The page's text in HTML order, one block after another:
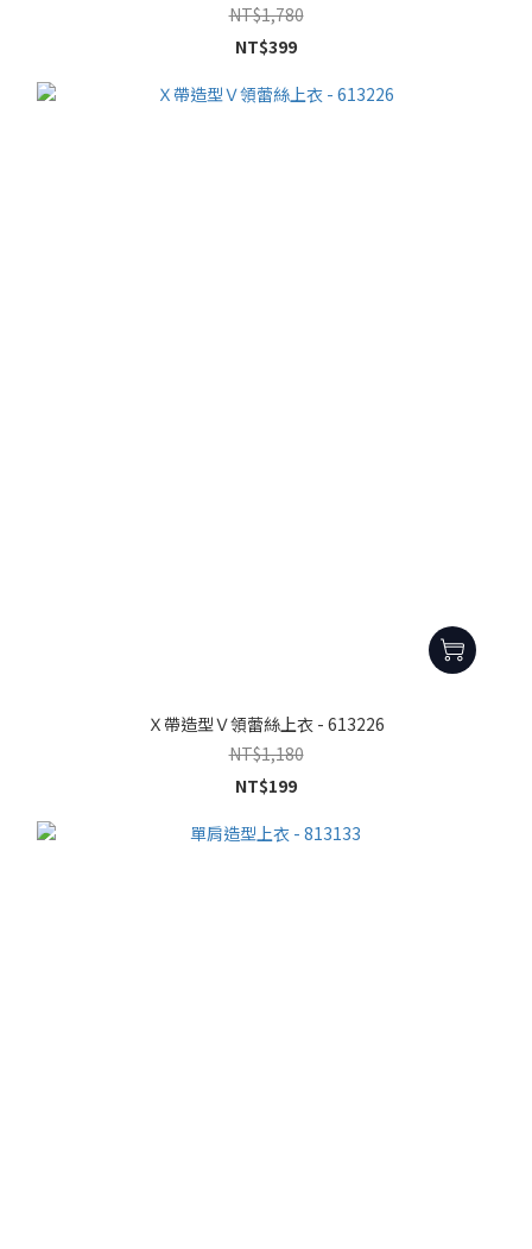
NT$1,780
NT$399
Ｘ帶造型Ｖ領蕾絲上衣 - 613226
NT$1,180
NT$199